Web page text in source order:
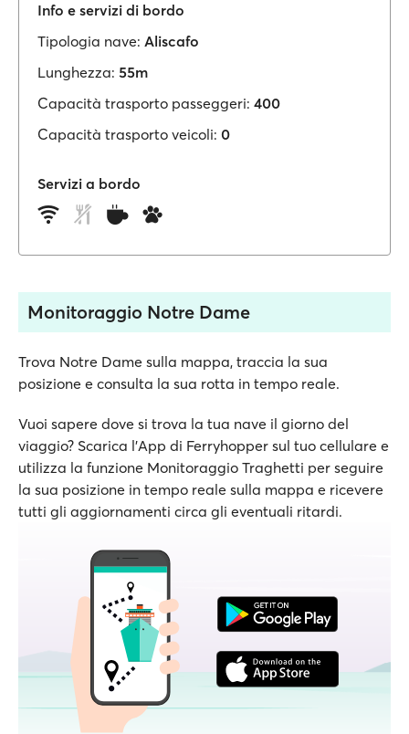
Info e servizi di bordo
Tipologia nave: Aliscafo
Lunghezza: 55m
Capacità trasporto passeggeri: 400
Capacità trasporto veicoli: 0
Servizi a bordo
Monitoraggio Notre Dame
Trova Notre Dame sulla mappa, traccia la sua
posizione e consulta la sua rotta in tempo reale.
Vuoi sapere dove si trova la tua nave il giorno del
viaggio? Scarica l'App di Ferryhopper sul tuo cellulare e
utilizza la funzione Monitoraggio Traghetti per seguire
la sua posizione in tempo reale sulla mappa e ricevere
tutti gli aggiornamenti circa gli eventuali ritardi.